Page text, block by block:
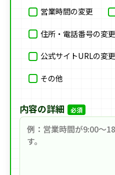
営業時間の変更
住所・電話番号の変更
公式サイトURLの変更
その他
内容の詳細 必須